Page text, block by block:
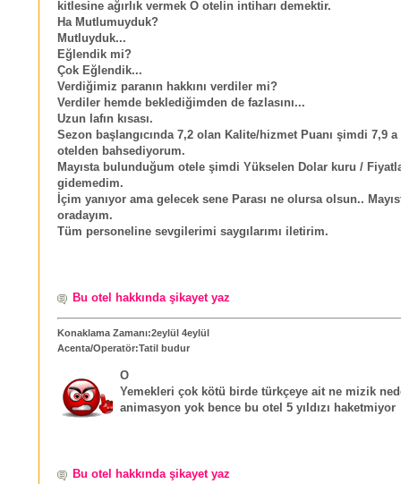
kitlesine ağırlık vermek O otelin intiharı demektir.
Ha Mutlumuyduk?
Mutluyduk...
Eğlendik mi?
Çok Eğlendik...
Verdiğimiz paranın hakkını verdiler mi?
Verdiler hemde beklediğimden de fazlasını...
Uzun lafın kısası.
Sezon başlangıcında 7,2 olan Kalite/hizmet Puanı şimdi 7,9 a
otelden bahsediyorum.
Mayısta bulunduğum otele şimdi Yükselen Dolar kuru /
gidemedim.
İçim yanıyor ama gelecek sene Parası ne olursa olsun..
oradayım.
Tüm personeline sevgilerimi saygılarımı iletirim.
Bu otel hakkında şikayet yaz
Konaklama Zamanı:2eylül 4eylül
Acenta/Operatör:Tatil budur
O
Yemekleri çok kötü birde türkçeye ait ne mizik
animasyon yok bence bu otel 5 yıldızı haketmiyor
Bu otel hakkında şikayet yaz